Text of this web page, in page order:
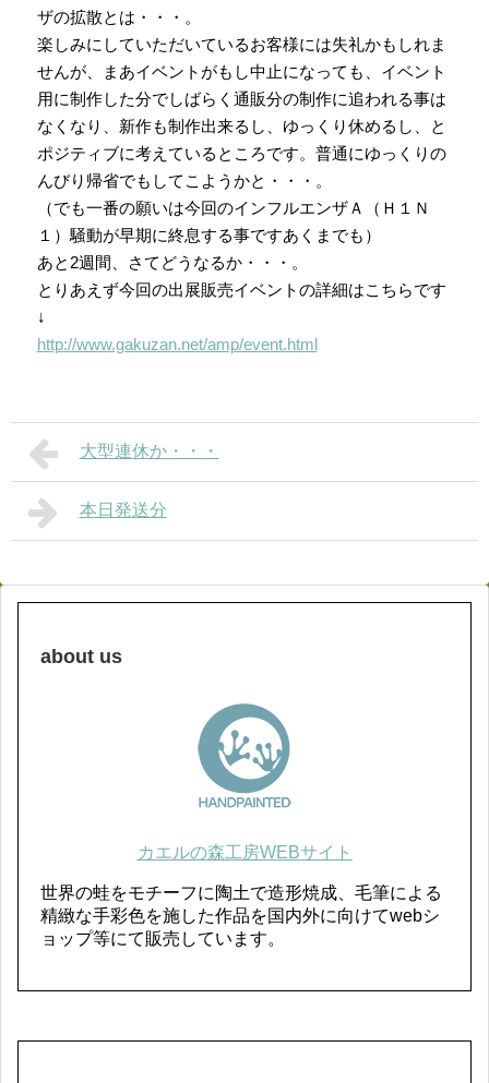
ザの拡散とは・・・。
楽しみにしていただいているお客様には失礼かもしれま
せんが、まあイベントがもし中止になっても、イベント
用に制作した分でしばらく通販分の制作に追われる事は
なくなり、新作も制作出来るし、ゆっくり休めるし、と
ポジティブに考えているところです。普通にゆっくりの
んびり帰省でもしてこようかと・・・。
（でも一番の願いは今回のインフルエンザＡ（Ｈ１Ｎ
１）騒動が早期に終息する事ですあくまでも）
あと2週間、さてどうなるか・・・。
とりあえず今回の出展販売イベントの詳細はこちらです
↓
http://www.gakuzan.net/amp/event.html
大型連休か・・・
本日発送分
about us
カエルの森工房WEBサイト
世界の蛙をモチーフに陶土で造形焼成、毛筆による
精緻な手彩色を施した作品を国内外に向けてwebシ
ョップ等にて販売しています。